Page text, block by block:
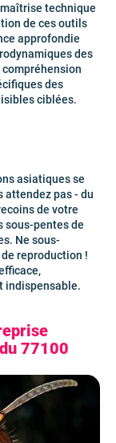
technique
de ces outils
approfondie
des
des
ciblées.
asiatiques se
attendez pas - du
de votre
sous-pentes de
Ne sous-
reproduction !
indispensable.
77100